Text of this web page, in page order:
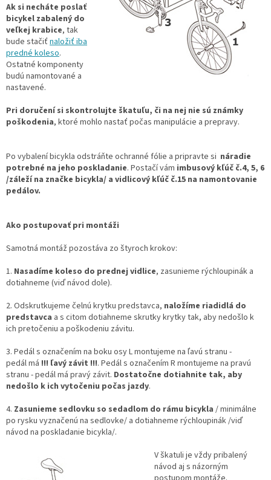
Ak si necháte poslať
bicykel zabalený do
veľkej krabice, tak
bude stačiť naložiť iba
predné koleso.
Ostatné komponenty
budú namontované a
nastavené.
Pri doručení si skontrolujte škatuľu, či na nej nie sú známky
poškodenia, ktoré mohlo nastať počas manipulácie a prepravy.
Po vybalení bicykla odstráňte ochranné fólie a pripravte si náradie
potrebné na jeho poskladanie. Postačí vám imbusový kľúč č.4, 5, 6
/záleží na značke bicykla/ a vidlicový kľúč č.15 na namontovanie
pedálov.
Ako postupovať pri montáži
Samotná montáž pozostáva zo štyroch krokov:
1. Nasadíme koleso do prednej vidlice, zasunieme rýchloupinák a
dotiahneme (viď návod dole).
2. Odskrutkujeme čelnú krytku predstavca, naložíme riadidlá do
predstavca a s citom dotiahneme skrutky krytky tak, aby nedošlo k
ich pretočeniu a poškodeniu závitu.
3. Pedál s označením na boku osy L montujeme na ľavú stranu -
pedál má !!! ľavý závit !!!. Pedál s označením R montujeme na pravú
stranu - pedál má pravý závit. Dostatočne dotiahnite tak, aby
nedošlo k ich vytočeniu počas jazdy.
4. Zasunieme sedlovku so sedadlom do rámu bicykla / minimálne
po rysku vyznačenú na sedlovke/ a dotiahneme rýchloupinák /viď
návod na poskladanie bicykla/.
V škatuli je vždy pribalený
návod aj s názorným